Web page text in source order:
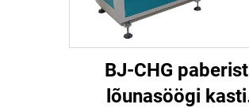
BJ-CHG paberist
lõunasöögi kasti